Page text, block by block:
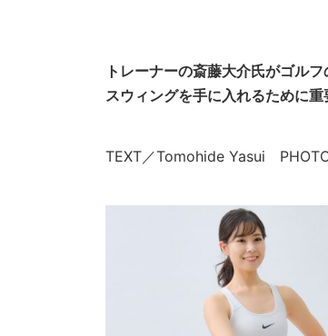
トレーナーの斎藤大介氏がゴル
スウィングを手に入れるために
TEXT／Tomohide Yasui